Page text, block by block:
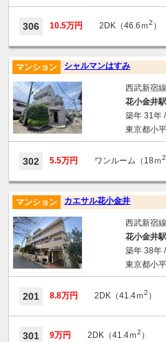
306 10.5万円 2DK（46.6ｍ2 ）
シャルマンはすみ
マンション
西武新宿線
花小金井駅
築年 31年
東京都小
302 5.5万円 ワンルーム（18ｍ2
カエサル花小金井
マンション
西武新宿線
花小金井駅
築年 38年
東京都小
201 8.8万円 2DK（41.4ｍ2 ）
301 9万円 2DK（41.4ｍ2 ）